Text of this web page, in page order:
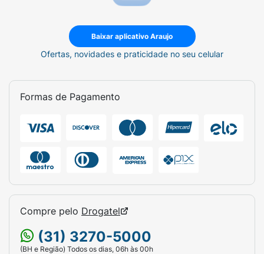
Baixar aplicativo Araujo
Ofertas, novidades e praticidade no seu celular
Formas de Pagamento
Compre pelo Drogatel
(31) 3270-5000
(BH e Região) Todos os dias, 06h às 00h